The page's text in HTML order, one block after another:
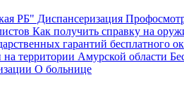
РБ" Диспансеризация
Как получить справку на
гарантий
территории Амурской области
О больнице